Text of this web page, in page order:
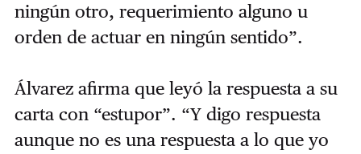
ningún otro, requerimiento alguno u
orden de actuar en ningún sentido”.
Álvarez afirma que leyó la respuesta a su
carta con “estupor”. “Y digo respuesta
aunque no es una respuesta a lo que yo